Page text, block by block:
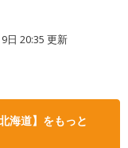
日 20:35 更新
海道】をもっと